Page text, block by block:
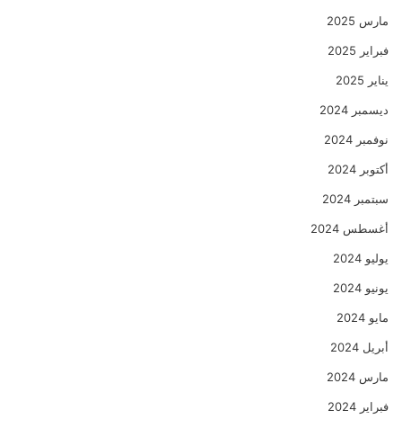
مارس 2025
فبراير 2025
يناير 2025
ديسمبر 2024
نوفمبر 2024
أكتوبر 2024
سبتمبر 2024
أغسطس 2024
يوليو 2024
يونيو 2024
مايو 2024
أبريل 2024
مارس 2024
فبراير 2024